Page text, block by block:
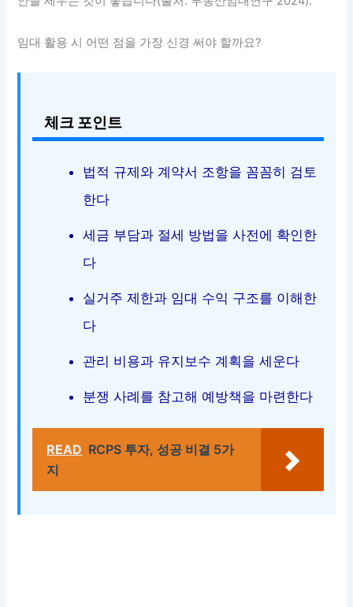
임대 활용 시 어떤 점을 가장 신경 써야 할까요?
체크 포인트
법적 규제와 계약서 조항을 꼼꼼히 검토
한다
세금 부담과 절세 방법을 사전에 확인한
다
실거주 제한과 임대 수익 구조를 이해한
다
관리 비용과 유지보수 계획을 세운다
분쟁 사례를 참고해 예방책을 마련한다
READ RCPS 투자, 성공 비결 5가
지